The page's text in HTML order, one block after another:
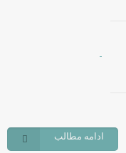
ادامه مطالب